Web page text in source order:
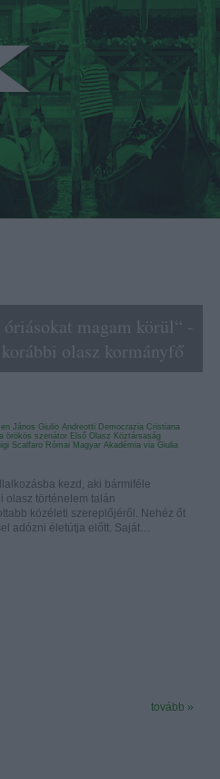
magam körül“ -
olasz kormányfő
János Giulio Andreotti Democrazia Cristiana
örökös szenátor Első Olasz Köztársaság
Scalfaro Római Magyar Akadémia via Giulia
kezd, aki bármiféle
olasz történelem talán
közéleti szereplőjéről. Nehéz őt
adózni életútja előtt. Saját…
tovább »